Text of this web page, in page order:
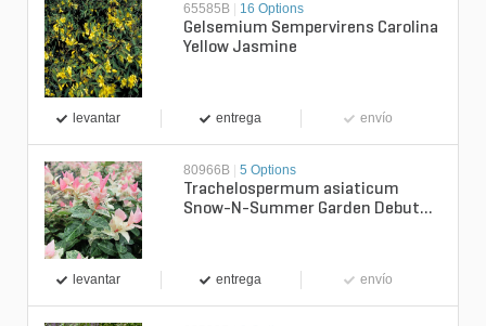
65585B 16 Options
Gelsemium Sempervirens Carolina
Yellow Jasmine
levantar entrega envío
80966B 5 Options
Trachelospermum asiaticum
Snow-N-Summer Garden Debut
levantar entrega envío